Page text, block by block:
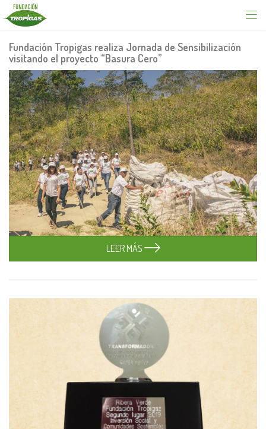
Fundación Tropigas realiza Jornada de Sensibilización
visitando el proyecto “Basura Cero”
LEER MÁS